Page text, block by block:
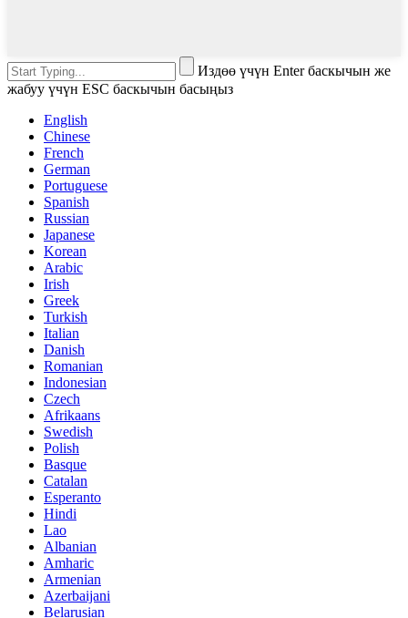
Издөө үчүн Enter баскычын же
жабуу үчүн ESC баскычын басыңыз
English
Chinese
French
German
Portuguese
Spanish
Russian
Japanese
Korean
Arabic
Irish
Greek
Turkish
Italian
Danish
Romanian
Indonesian
Czech
Afrikaans
Swedish
Polish
Basque
Catalan
Esperanto
Hindi
Lao
Albanian
Amharic
Armenian
Azerbaijani
Belarusian